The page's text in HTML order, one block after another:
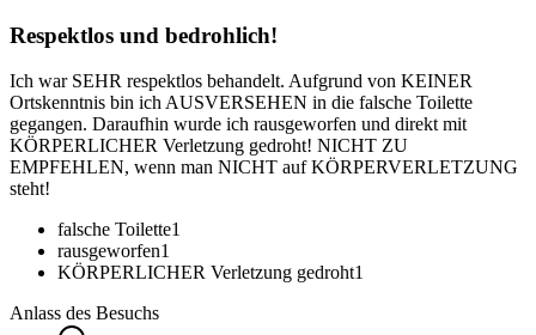
Respektlos und bedrohlich!
Ich war SEHR respektlos behandelt. Aufgrund von KEINER
Ortskenntnis bin ich AUSVERSEHEN in die falsche Toilette
gegangen. Daraufhin wurde ich rausgeworfen und direkt mit
KÖRPERLICHER Verletzung gedroht! NICHT ZU
EMPFEHLEN, wenn man NICHT auf KÖRPERVERLETZUNG
steht!
falsche Toilette1
rausgeworfen1
KÖRPERLICHER Verletzung gedroht1
Anlass des Besuchs